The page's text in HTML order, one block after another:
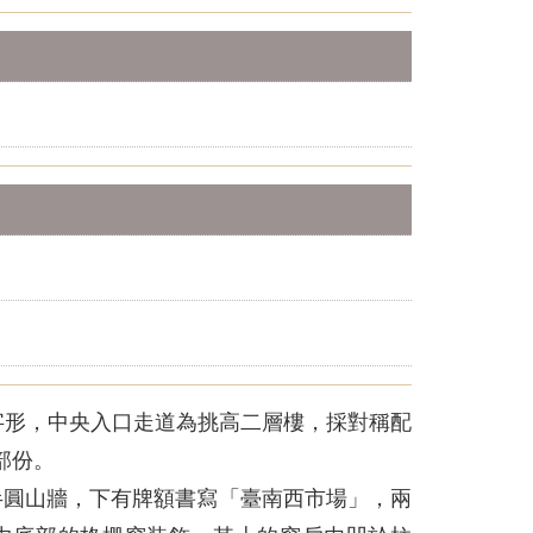
，中央入口走道為挑高二層樓，採對稱配
。
山牆，下有牌額書寫「臺南西市場」，兩